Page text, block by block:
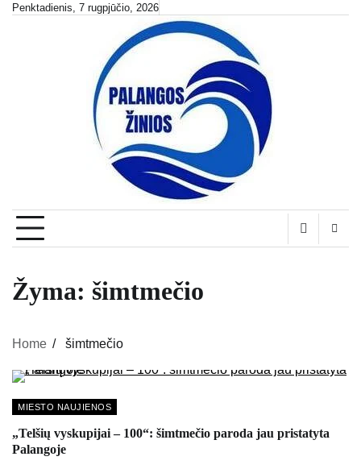
SkipPenktadienis, 7 rugpjūčio, 2026
Žyma: šimtmečio
Home šimtmečio
MIESTO NAUJIENOS
„Telšių vyskupijai – 100“: šimtmečio paroda jau pristatyta
Palangoje